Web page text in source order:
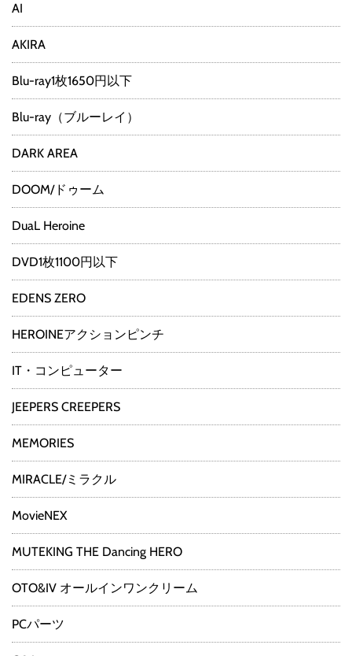
AI
AKIRA
Blu-ray1枚1650円以下
Blu-ray（ブルーレイ）
DARK AREA
DOOM/ドゥーム
DuaL Heroine
DVD1枚1100円以下
EDENS ZERO
HEROINEアクションピンチ
IT・コンピューター
JEEPERS CREEPERS
MEMORIES
MIRACLE/ミラクル
MovieNEX
MUTEKING THE Dancing HERO
OTO&IV オールインワンクリーム
PCパーツ